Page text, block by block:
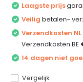
Laagste prijs
Veilig betalen-
Verzendkosten
Verzendkosten BE
14 dagen niet
Vergelijk